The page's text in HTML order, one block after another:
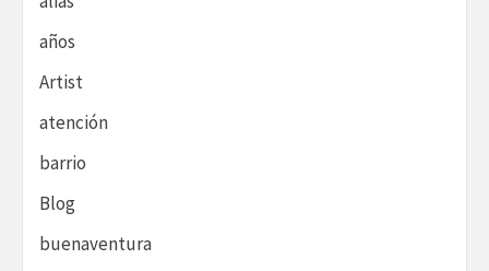
años
Artist
atención
barrio
Blog
buenaventura